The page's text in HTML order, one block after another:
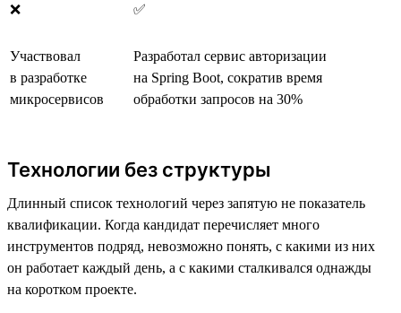
❌ ✅
Участвовал
в разработке
микросервисов
Разработал сервис авторизации
на Spring Boot, сократив время
обработки запросов на 30%
Технологии без структуры
Длинный список технологий через запятую не показатель
квалификации. Когда кандидат перечисляет много
инструментов подряд, невозможно понять, с какими из них
он работает каждый день, а с какими сталкивался однажды
на коротком проекте.